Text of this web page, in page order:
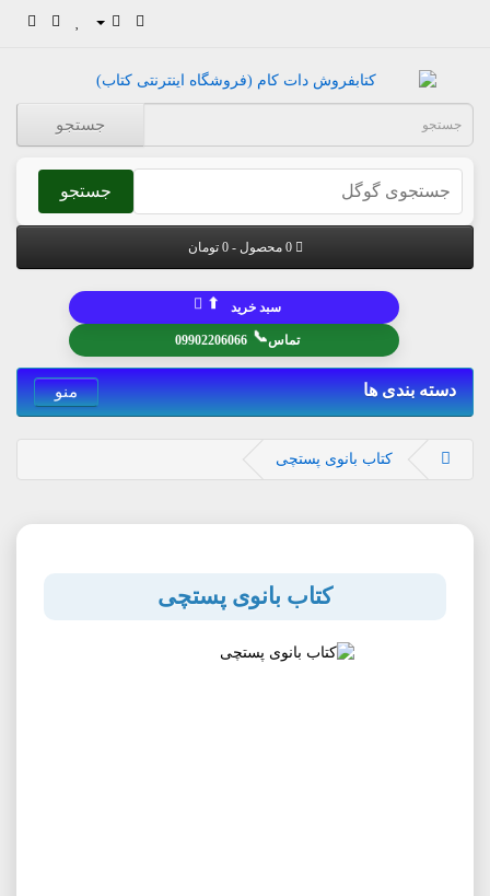
جستجو
جستجو
0 محصول - 0 تومان
تماس📞
09902206066
سبد خرید ⬆
دسته بندی ها منو
کتاب بانوی پستچی
کتاب بانوی پستچی